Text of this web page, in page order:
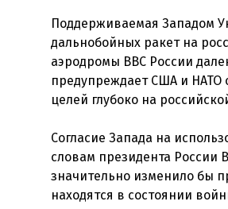
Поддерживаемая Западом
дальнобойных ракет на
аэродромы ВВС России
предупреждает США и НАТО
целей глубоко на
Согласие Запада на
словам президента России
значительно изменило бы
находятся в состоянии